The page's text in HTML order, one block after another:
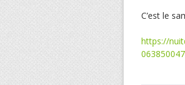
C’est le
https://